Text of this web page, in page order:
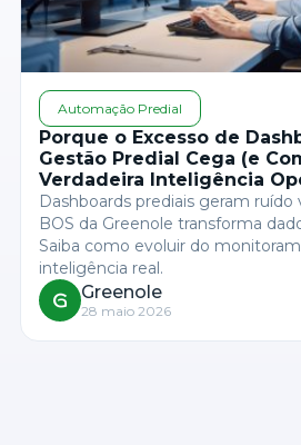
Automação Predial
Porque o Excesso de
Gestão Predial Cega (e
Verdadeira Inteligência
Dashboards prediais geram ruído
BOS da Greenole transforma
Saiba como evoluir do
inteligência real.
Greenole
28 maio 2026